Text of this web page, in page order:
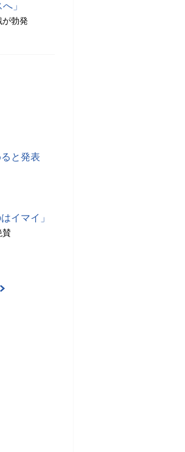
」
が勃発
と発表
イマイ」
賛